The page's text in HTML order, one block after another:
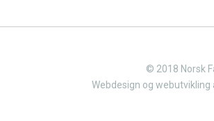
© 2018 Norsk
Webdesign og webutvikling